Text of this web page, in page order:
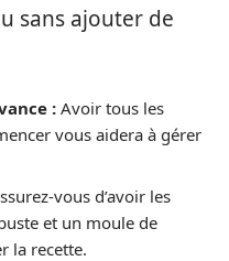
sans ajouter de
: Avoir tous les
vous aidera à gérer
vous d’avoir les
et un moule de
la recette.